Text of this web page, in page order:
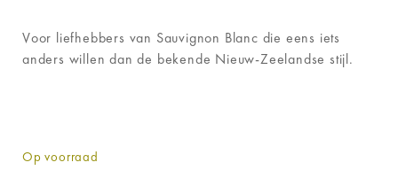
Voor liefhebbers van Sauvignon Blanc die eens iets
anders willen dan de bekende Nieuw-Zeelandse stijl.
Op voorraad